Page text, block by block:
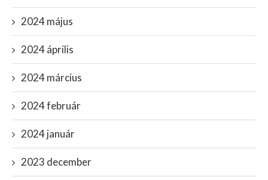
2024 május
2024 április
2024 március
2024 február
2024 január
2023 december